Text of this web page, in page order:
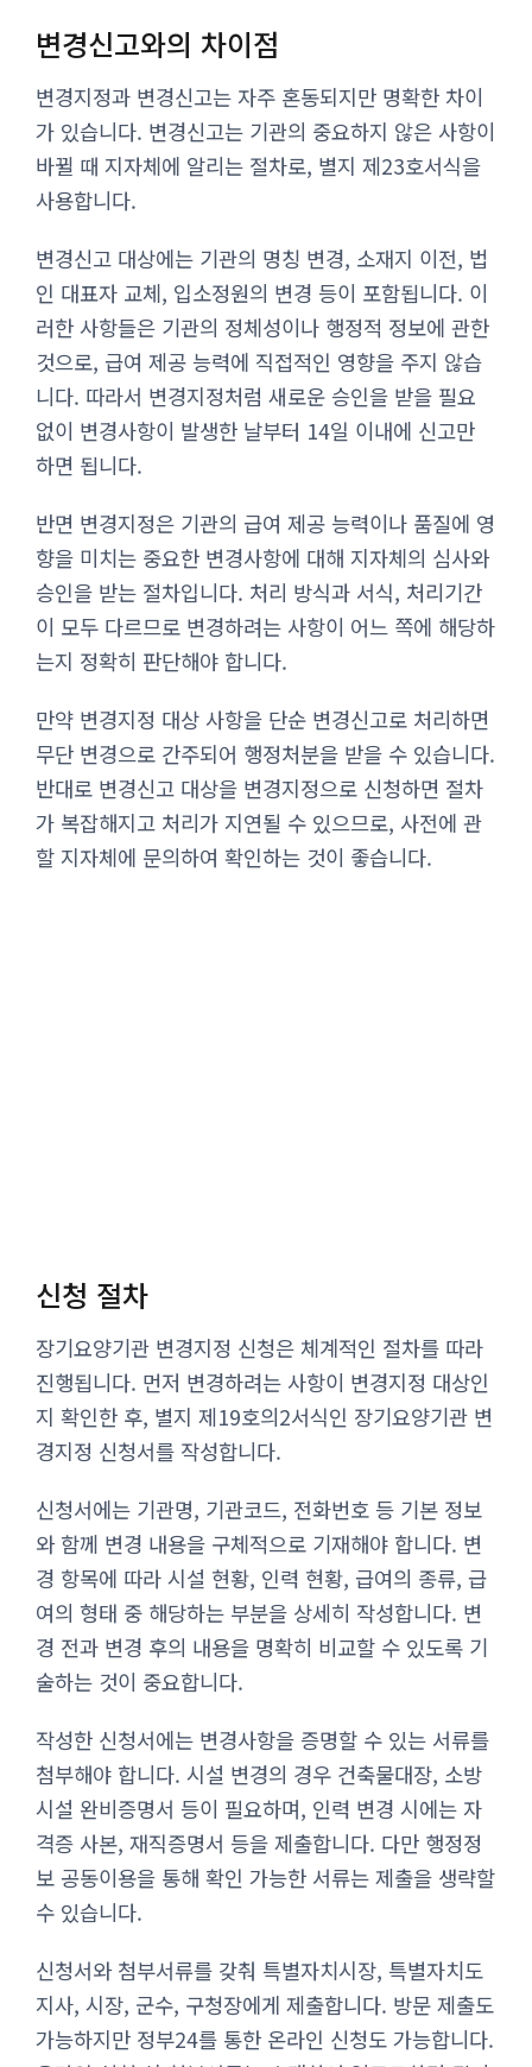
변경신고와의 차이점
변경지정과 변경신고는 자주 혼동되지만 명확한 차이
가 있습니다. 변경신고는 기관의 중요하지 않은 사항이
바뀔 때 지자체에 알리는 절차로, 별지 제23호서식을
사용합니다.
변경신고 대상에는 기관의 명칭 변경, 소재지 이전, 법
인 대표자 교체, 입소정원의 변경 등이 포함됩니다. 이
러한 사항들은 기관의 정체성이나 행정적 정보에 관한
것으로, 급여 제공 능력에 직접적인 영향을 주지 않습
니다. 따라서 변경지정처럼 새로운 승인을 받을 필요
없이 변경사항이 발생한 날부터 14일 이내에 신고만
하면 됩니다.
반면 변경지정은 기관의 급여 제공 능력이나 품질에 영
향을 미치는 중요한 변경사항에 대해 지자체의 심사와
승인을 받는 절차입니다. 처리 방식과 서식, 처리기간
이 모두 다르므로 변경하려는 사항이 어느 쪽에 해당하
는지 정확히 판단해야 합니다.
만약 변경지정 대상 사항을 단순 변경신고로 처리하면
무단 변경으로 간주되어 행정처분을 받을 수 있습니다.
반대로 변경신고 대상을 변경지정으로 신청하면 절차
가 복잡해지고 처리가 지연될 수 있으므로, 사전에 관
할 지자체에 문의하여 확인하는 것이 좋습니다.
신청 절차
장기요양기관 변경지정 신청은 체계적인 절차를 따라
진행됩니다. 먼저 변경하려는 사항이 변경지정 대상인
지 확인한 후, 별지 제19호의2서식인 장기요양기관 변
경지정 신청서를 작성합니다.
신청서에는 기관명, 기관코드, 전화번호 등 기본 정보
와 함께 변경 내용을 구체적으로 기재해야 합니다. 변
경 항목에 따라 시설 현황, 인력 현황, 급여의 종류, 급
여의 형태 중 해당하는 부분을 상세히 작성합니다. 변
경 전과 변경 후의 내용을 명확히 비교할 수 있도록 기
술하는 것이 중요합니다.
작성한 신청서에는 변경사항을 증명할 수 있는 서류를
첨부해야 합니다. 시설 변경의 경우 건축물대장, 소방
시설 완비증명서 등이 필요하며, 인력 변경 시에는 자
격증 사본, 재직증명서 등을 제출합니다. 다만 행정정
보 공동이용을 통해 확인 가능한 서류는 제출을 생략할
수 있습니다.
신청서와 첨부서류를 갖춰 특별자치시장, 특별자치도
지사, 시장, 군수, 구청장에게 제출합니다. 방문 제출도
가능하지만 정부24를 통한 온라인 신청도 가능합니다.